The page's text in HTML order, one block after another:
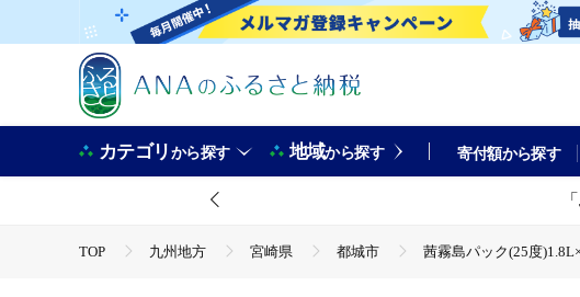
カテゴリから探す 地域から探す 寄付額から探す
TOP 九州地方 宮崎県 都城市 茜霧島パック(25度